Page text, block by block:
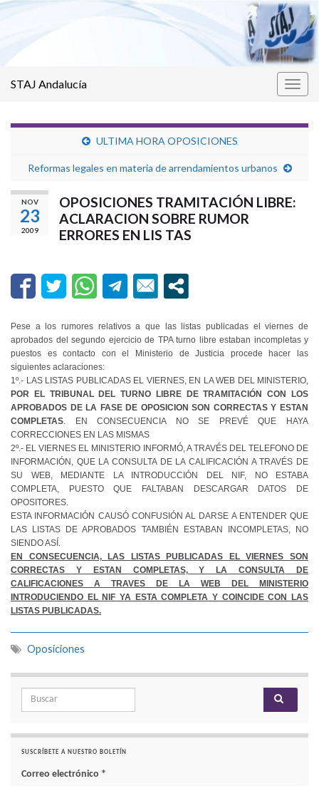
STAJ Andalucía
ULTIMA HORA OPOSICIONES
Reformas legales en materia de arrendamientos urbanos
NOV
23
2009
OPOSICIONES TRAMITACIÓN LIBRE:
ACLARACION SOBRE RUMOR
ERRORES EN LIS TAS
Pese a los rumores relativos a que las listas publicadas el viernes de
aprobados del segundo ejercicio de TPA turno libre estaban incompletas y
puestos es contacto con el Ministerio de Justicia procede hacer las
siguientes aclaraciones:
1º.- LAS LISTAS PUBLICADAS EL VIERNES, EN LA WEB DEL MINISTERIO,
POR EL TRIBUNAL DEL TURNO LIBRE DE TRAMITACIÓN CON LOS
APROBADOS DE LA FASE DE OPOSICION SON CORRECTAS Y ESTAN
COMPLETAS. EN CONSECUENCIA NO SE PREVÉ QUE HAYA
CORRECCIONES EN LAS MISMAS
2º.- EL VIERNES EL MINISTERIO INFORMÓ, A TRAVÉS DEL TELEFONO DE
INFORMACIÓN, QUE LA CONSULTADE LA CALIFICACIÓN ATRAVÉS DE
SU WEB, MEDIANTE
LA INTRODUCCIÓN DELNIF, NO ESTABA
COMPLETA, PUESTO QUE FALTABAN DESCARGAR DATOS DE
OPOSITORES.
ESTA INFORMACIÓN CAUSÓ CONFUSIÓN AL DARSE A ENTENDER QUE
LAS LISTAS DE APROBADOS TAMBIÉN ESTABAN INCOMPLETAS, NO
SIENDO ASÍ.
EN CONSECUENCIA, LAS LISTAS PUBLICADAS EL VIERNES SON
CORRECTAS Y ESTAN COMPLETAS, Y
LA CONSULTA DE
CALIFICACIONES A TRAVES DE
LA WEB DEL MINISTERIO
INTRODUCIENDO EL NIF YA ESTA COMPLETA Y COINCIDE CON LAS
LISTAS PUBLICADAS.
Oposiciones
Search for:
SUSCRÍBETE A NUESTRO BOLETÍN
Correo electrónico *